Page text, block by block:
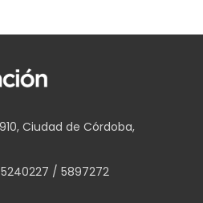
Ciudad de Córdoba,
/ 5897272